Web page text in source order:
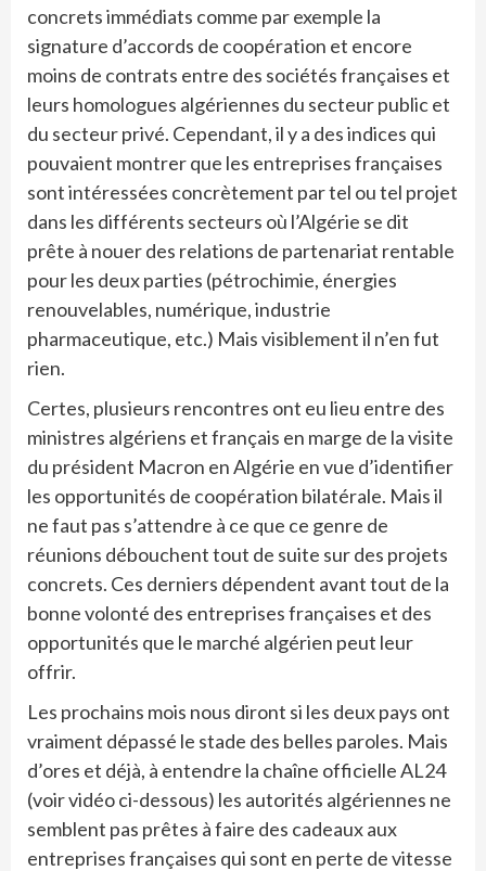
concrets immédiats comme par exemple la
signature d’accords de coopération et encore
moins de contrats entre des sociétés françaises et
leurs homologues algériennes du secteur public et
du secteur privé. Cependant, il y a des indices qui
pouvaient montrer que les entreprises françaises
sont intéressées concrètement par tel ou tel projet
dans les différents secteurs où l’Algérie se dit
prête à nouer des relations de partenariat rentable
pour les deux parties (pétrochimie, énergies
renouvelables, numérique, industrie
pharmaceutique, etc.) Mais visiblement il n’en fut
rien.
Certes, plusieurs rencontres ont eu lieu entre des
ministres algériens et français en marge de la visite
du président Macron en Algérie en vue d’identifier
les opportunités de coopération bilatérale. Mais il
ne faut pas s’attendre à ce que ce genre de
réunions débouchent tout de suite sur des projets
concrets. Ces derniers dépendent avant tout de la
bonne volonté des entreprises françaises et des
opportunités que le marché algérien peut leur
offrir.
Les prochains mois nous diront si les deux pays ont
vraiment dépassé le stade des belles paroles. Mais
d’ores et déjà, à entendre la chaîne officielle AL24
(voir vidéo ci-dessous) les autorités algériennes ne
semblent pas prêtes à faire des cadeaux aux
entreprises françaises qui sont en perte de vitesse